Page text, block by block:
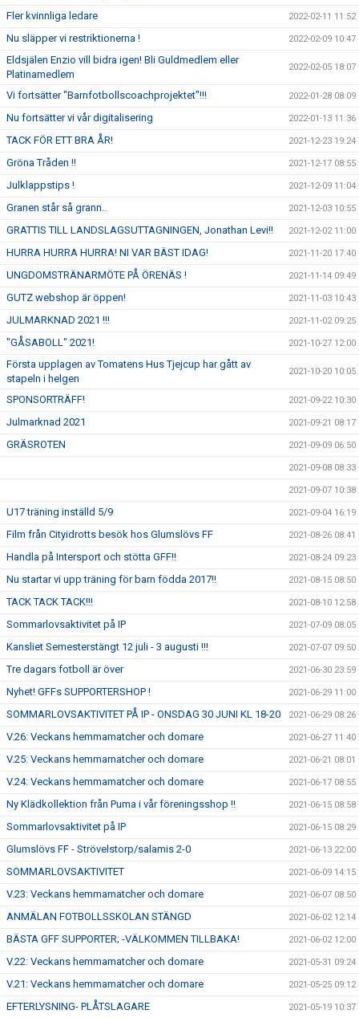
Fler kvinnliga ledare 2022-02-11 11:52
Nu släpper vi restriktionerna ! 2022-02-09 10:47
Eldsjälen Enzio vill bidra igen! Bli Guldmedlem eller
Platinamedlem
2022-02-05 18:07
Vi fortsätter "Barnfotbollscoachprojektet"!!! 2022-01-28 08:09
Nu fortsätter vi vår digitalisering 2022-01-13 11:36
TACK FÖR ETT BRA ÅR! 2021-12-23 19:24
Gröna Tråden !! 2021-12-17 08:55
Julklappstips ! 2021-12-09 11:04
Granen står så grann.. 2021-12-03 10:55
GRATTIS TILL LANDSLAGSUTTAGNINGEN, Jonathan Levi!! 2021-12-02 11:00
HURRA HURRA HURRA! NI VAR BÄST IDAG! 2021-11-20 17:40
UNGDOMSTRÄNARMÖTE PÅ ÖRENÄS ! 2021-11-14 09:49
GUTZ webshop är öppen! 2021-11-03 10:43
JULMARKNAD 2021 !!! 2021-11-02 09:25
"GÅSABOLL" 2021! 2021-10-27 12:00
Första upplagen av Tomatens Hus Tjejcup har gått av
stapeln i helgen
2021-10-20 10:05
SPONSORTRÄFF! 2021-09-22 10:30
Julmarknad 2021 2021-09-21 08:17
GRÄSROTEN 2021-09-09 06:50
2021-09-08 08:33
2021-09-07 10:38
U17 träning inställd 5/9 2021-09-04 16:19
Film från Cityidrotts besök hos Glumslövs FF 2021-08-26 08:41
Handla på Intersport och stötta GFF!! 2021-08-24 09:23
Nu startar vi upp träning för barn födda 2017!! 2021-08-15 08:50
TACK TACK TACK!!! 2021-08-10 12:58
Sommarlovsaktivitet på IP 2021-07-09 08:05
Kansliet Semesterstängt 12 juli - 3 augusti !!! 2021-07-07 09:50
Tre dagars fotboll är över 2021-06-30 23:59
Nyhet! GFFs SUPPORTERSHOP ! 2021-06-29 11:00
SOMMARLOVSAKTIVITET PÅ IP - ONSDAG 30 JUNI KL 18-20 2021-06-29 08:26
V.26: Veckans hemmamatcher och domare 2021-06-27 11:40
V.25: Veckans hemmamatcher och domare 2021-06-21 08:01
V.24: Veckans hemmamatcher och domare 2021-06-17 08:55
Ny Klädkollektion från Puma i vår föreningsshop !! 2021-06-15 08:58
Sommarlovsaktivitet på IP 2021-06-15 08:29
Glumslövs FF - Strövelstorp/salamis 2-0 2021-06-13 22:00
SOMMARLOVSAKTIVITET 2021-06-09 14:15
V.23: Veckans hemmamatcher och domare 2021-06-07 08:50
ANMÄLAN FOTBOLLSSKOLAN STÄNGD 2021-06-02 12:14
BÄSTA GFF SUPPORTER; -VÄLKOMMEN TILLBAKA! 2021-06-02 12:00
V.22: Veckans hemmamatcher och domare 2021-05-31 09:24
V.21: Veckans hemmamatcher och domare 2021-05-25 09:12
EFTERLYSNING- PLÅTSLAGARE 2021-05-19 10:37